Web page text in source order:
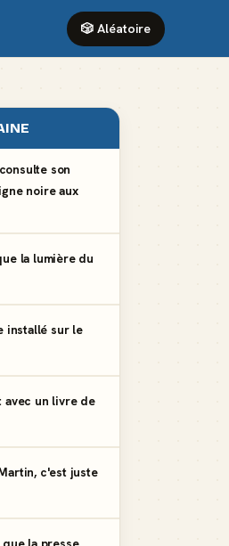
🎲 Aléatoire
son
noire aux
la lumière du
installé sur le
avec un livre de
c'est juste